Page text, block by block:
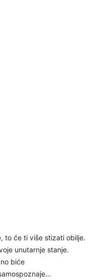
to će ti više stizati obilje.
unutarnje stanje.
biće